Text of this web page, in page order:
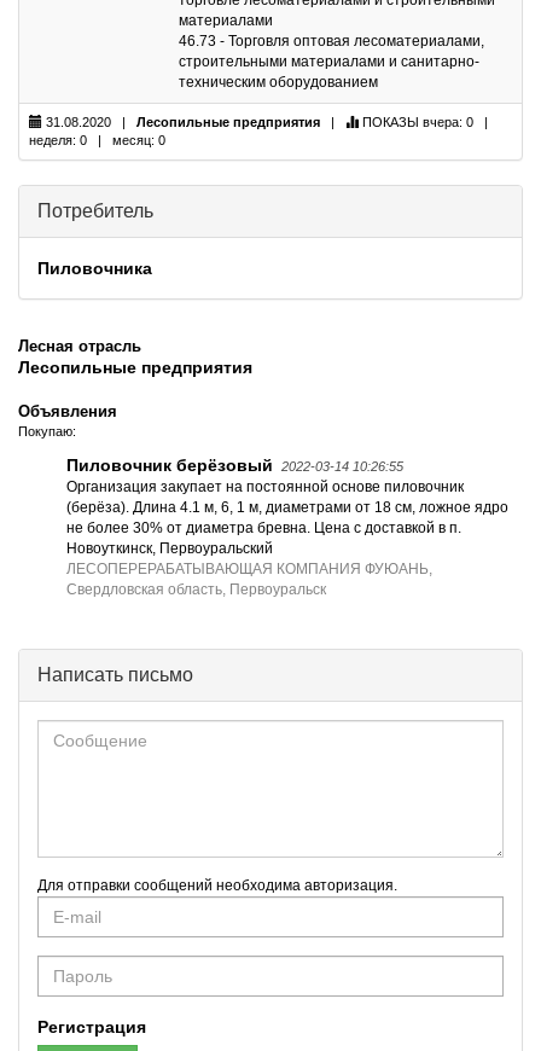
материалами
46.73 - Торговля оптовая лесоматериалами,
строительными материалами и санитарно-
техническим оборудованием
31.08.2020 | Лесопильные предприятия | ПОКАЗЫ вчера: 0 |
неделя: 0 | месяц: 0
Потребитель
Пиловочника
Лесная отрасль
Лесопильные предприятия
Объявления
Покупаю:
Пиловочник берёзовый 2022-03-14 10:26:55
Организация закупает на постоянной основе пиловочник
(берёза). Длина 4.1 м, 6, 1 м, диаметрами от 18 см, ложное ядро
не более 30% от диаметра бревна. Цена с доставкой в п.
Новоуткинск, Первоуральский
ЛЕСОПЕРЕРАБАТЫВАЮЩАЯ КОМПАНИЯ ФУЮАНЬ,
Свердловская область, Первоуральск
Написать письмо
Для отправки сообщений необходима авторизация.
mail
Регистрация